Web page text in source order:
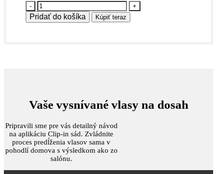
množstvo
CLIP
IN
Pridať do košíka Kúpiť teraz
Vaše vysnívané vlasy na dosah
Pripravili sme pre vás detailný návod
na aplikáciu Clip-in sád. Zvládnite
proces predĺženia vlasov sama v
pohodlí domova s výsledkom ako zo
salónu.